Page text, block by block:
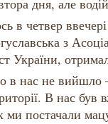
дня, але
в четвер
з
України,
в нас не вийшло
В нас був
ми постачали